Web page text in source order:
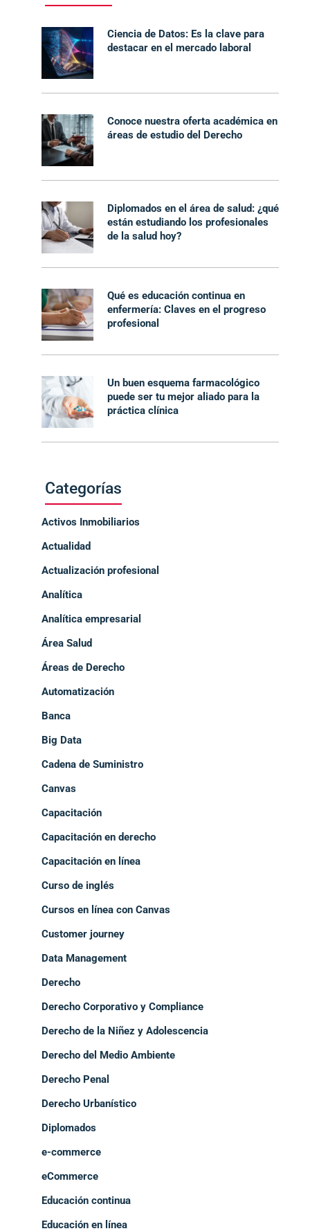
Ciencia de Datos: Es la clave para
destacar en el mercado laboral
Conoce nuestra oferta académica en
áreas de estudio del Derecho
Diplomados en el área de salud: ¿qué
están estudiando los profesionales
de la salud hoy?
Qué es educación continua en
enfermería: Claves en el progreso
profesional
Un buen esquema farmacológico
puede ser tu mejor aliado para la
práctica clínica
Categorías
Activos Inmobiliarios
Actualidad
Actualización profesional
Analítica
Analítica empresarial
Área Salud
Áreas de Derecho
Automatización
Banca
Big Data
Cadena de Suministro
Canvas
Capacitación
Capacitación en derecho
Capacitación en línea
Curso de inglés
Cursos en línea con Canvas
Customer journey
Data Management
Derecho
Derecho Corporativo y Compliance
Derecho de la Niñez y Adolescencia
Derecho del Medio Ambiente
Derecho Penal
Derecho Urbanístico
Diplomados
e-commerce
eCommerce
Educación continua
Educación en línea